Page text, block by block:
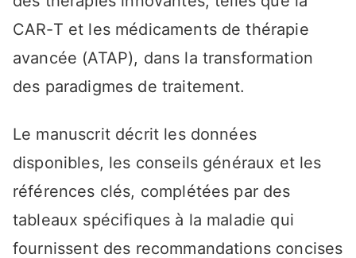
CAR-T et les médicaments de thérapie
avancée (ATAP), dans la transformation
des paradigmes de traitement.
Le manuscrit décrit les données
disponibles, les conseils généraux et les
références clés, complétées par des
tableaux spécifiques à la maladie qui
fournissent des recommandations concises